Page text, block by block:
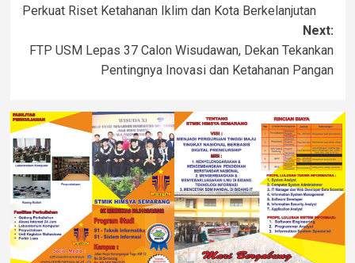
Perkuat Riset Ketahanan Iklim dan Kota Berkelanjutan
Next:
FTP USM Lepas 37 Calon Wisudawan, Dekan Tekankan
Pentingnya Inovasi dan Ketahanan Pangan